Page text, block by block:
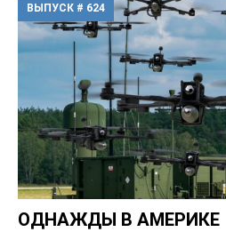
ВЫПУСК # 624
ОДНАЖДЫ В АМЕРИКЕ